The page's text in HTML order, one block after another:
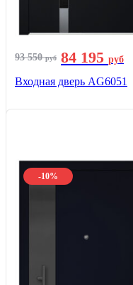
93 550руб 84 195 руб
Входная дверь AG6051
-10%